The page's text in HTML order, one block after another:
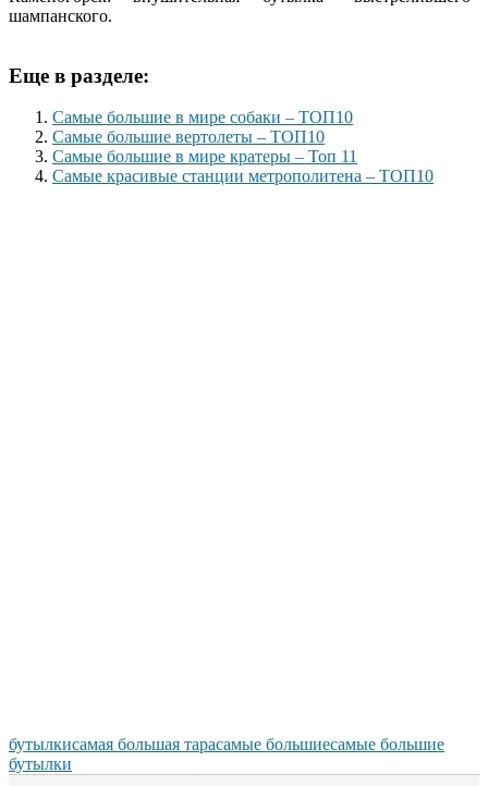
шампанского.
Еще в разделе:
Самые большие в мире собаки – ТОП10
Самые большие вертолеты – ТОП10
Самые большие в мире кратеры – Топ 11
Самые красивые станции метрополитена – ТОП10
бутылкисамая большая тарасамые большиесамые большие
бутылки